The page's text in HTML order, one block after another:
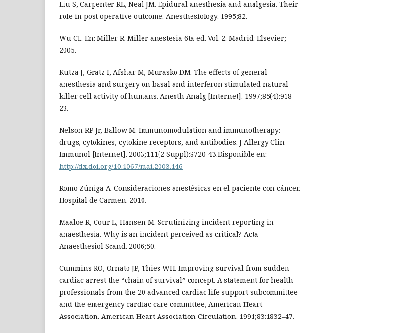
Liu S, Carpenter RL, Neal JM. Epidural anesthesia and analgesia. Their
role in post operative outcome. Anesthesiology. 1995;82.
Wu CL. En: Miller R. Miller anestesia 6ta ed. Vol. 2. Madrid: Elsevier;
2005.
Kutza J, Gratz I, Afshar M, Murasko DM. The effects of general
anesthesia and surgery on basal and interferon stimulated natural
killer cell activity of humans. Anesth Analg [Internet]. 1997;85(4):918–
23.
Nelson RP Jr, Ballow M. Immunomodulation and immunotherapy:
drugs, cytokines, cytokine receptors, and antibodies. J Allergy Clin
Immunol [Internet]. 2003;111(2 Suppl):S720-43.Disponible en:
http://dx.doi.org/10.1067/mai.2003.146
Romo Zúñiga A. Consideraciones anestésicas en el paciente con cáncer.
Hospital de Carmen. 2010.
Maaloe R, Cour L, Hansen M. Scrutinizing incident reporting in
anaesthesia. Why is an incident perceived as critical? Acta
Anaesthesiol Scand. 2006;50.
Cummins RO, Ornato JP, Thies WH. Improving survival from sudden
cardiac arrest the “chain of survival” concept. A statement for health
professionals from the 20 advanced cardiac life support subcommittee
and the emergency cardiac care committee, American Heart
Association. American Heart Association Circulation. 1991;83:1832–47.